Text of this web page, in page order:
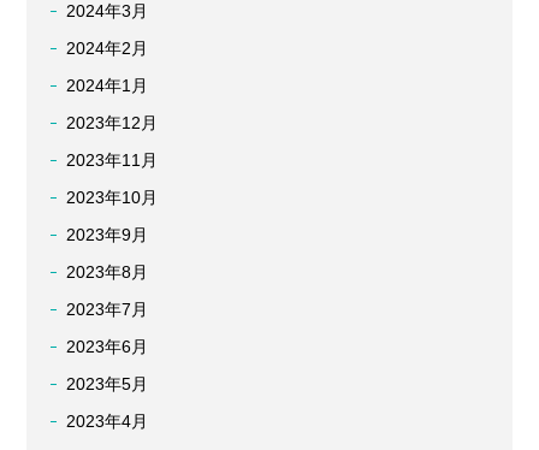
2024年3月
2024年2月
2024年1月
2023年12月
2023年11月
2023年10月
2023年9月
2023年8月
2023年7月
2023年6月
2023年5月
2023年4月